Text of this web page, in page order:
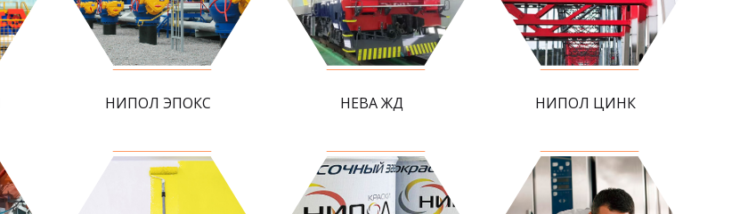
НИПОЛ ЭПОКС НЕВА ЖД НИПОЛ ЦИНК